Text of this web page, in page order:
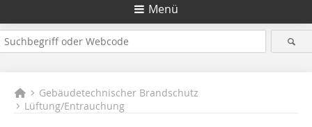
Menü
Gebäudetechnischer Brandschutz
Lüftung/Entrauchung